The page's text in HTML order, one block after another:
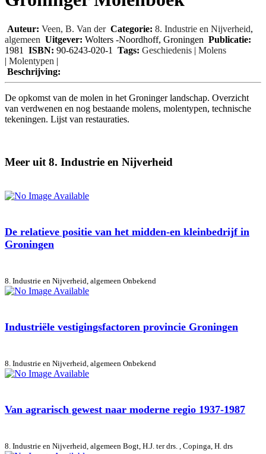
Auteur: Veen, B. Van der Categorie: 8. Industrie en Nijverheid,
algemeen Uitgever: Wolters -Noordhoff, Groningen Publicatie:
1981
ISBN: 90-6243-020-1 Tags: Geschiedenis | Molens
| Molentypen |
Beschrijving:
De opkomst van de molen in het Groninger landschap. Overzicht
van verdwenen en nog bestaande molens, molentypen, technische
tekeningen. Lijst van restauraties.
Meer uit 8. Industrie en Nijverheid
De relatieve positie van het midden-en kleinbedrijf in
Groningen
8. Industrie en Nijverheid, algemeen Onbekend
Industriële vestigingsfactoren provincie Groningen
8. Industrie en Nijverheid, algemeen Onbekend
Van agrarisch gewest naar moderne regio 1937-1987
8. Industrie en Nijverheid, algemeen Bogt, H.J. ter drs. , Copinga, H. drs